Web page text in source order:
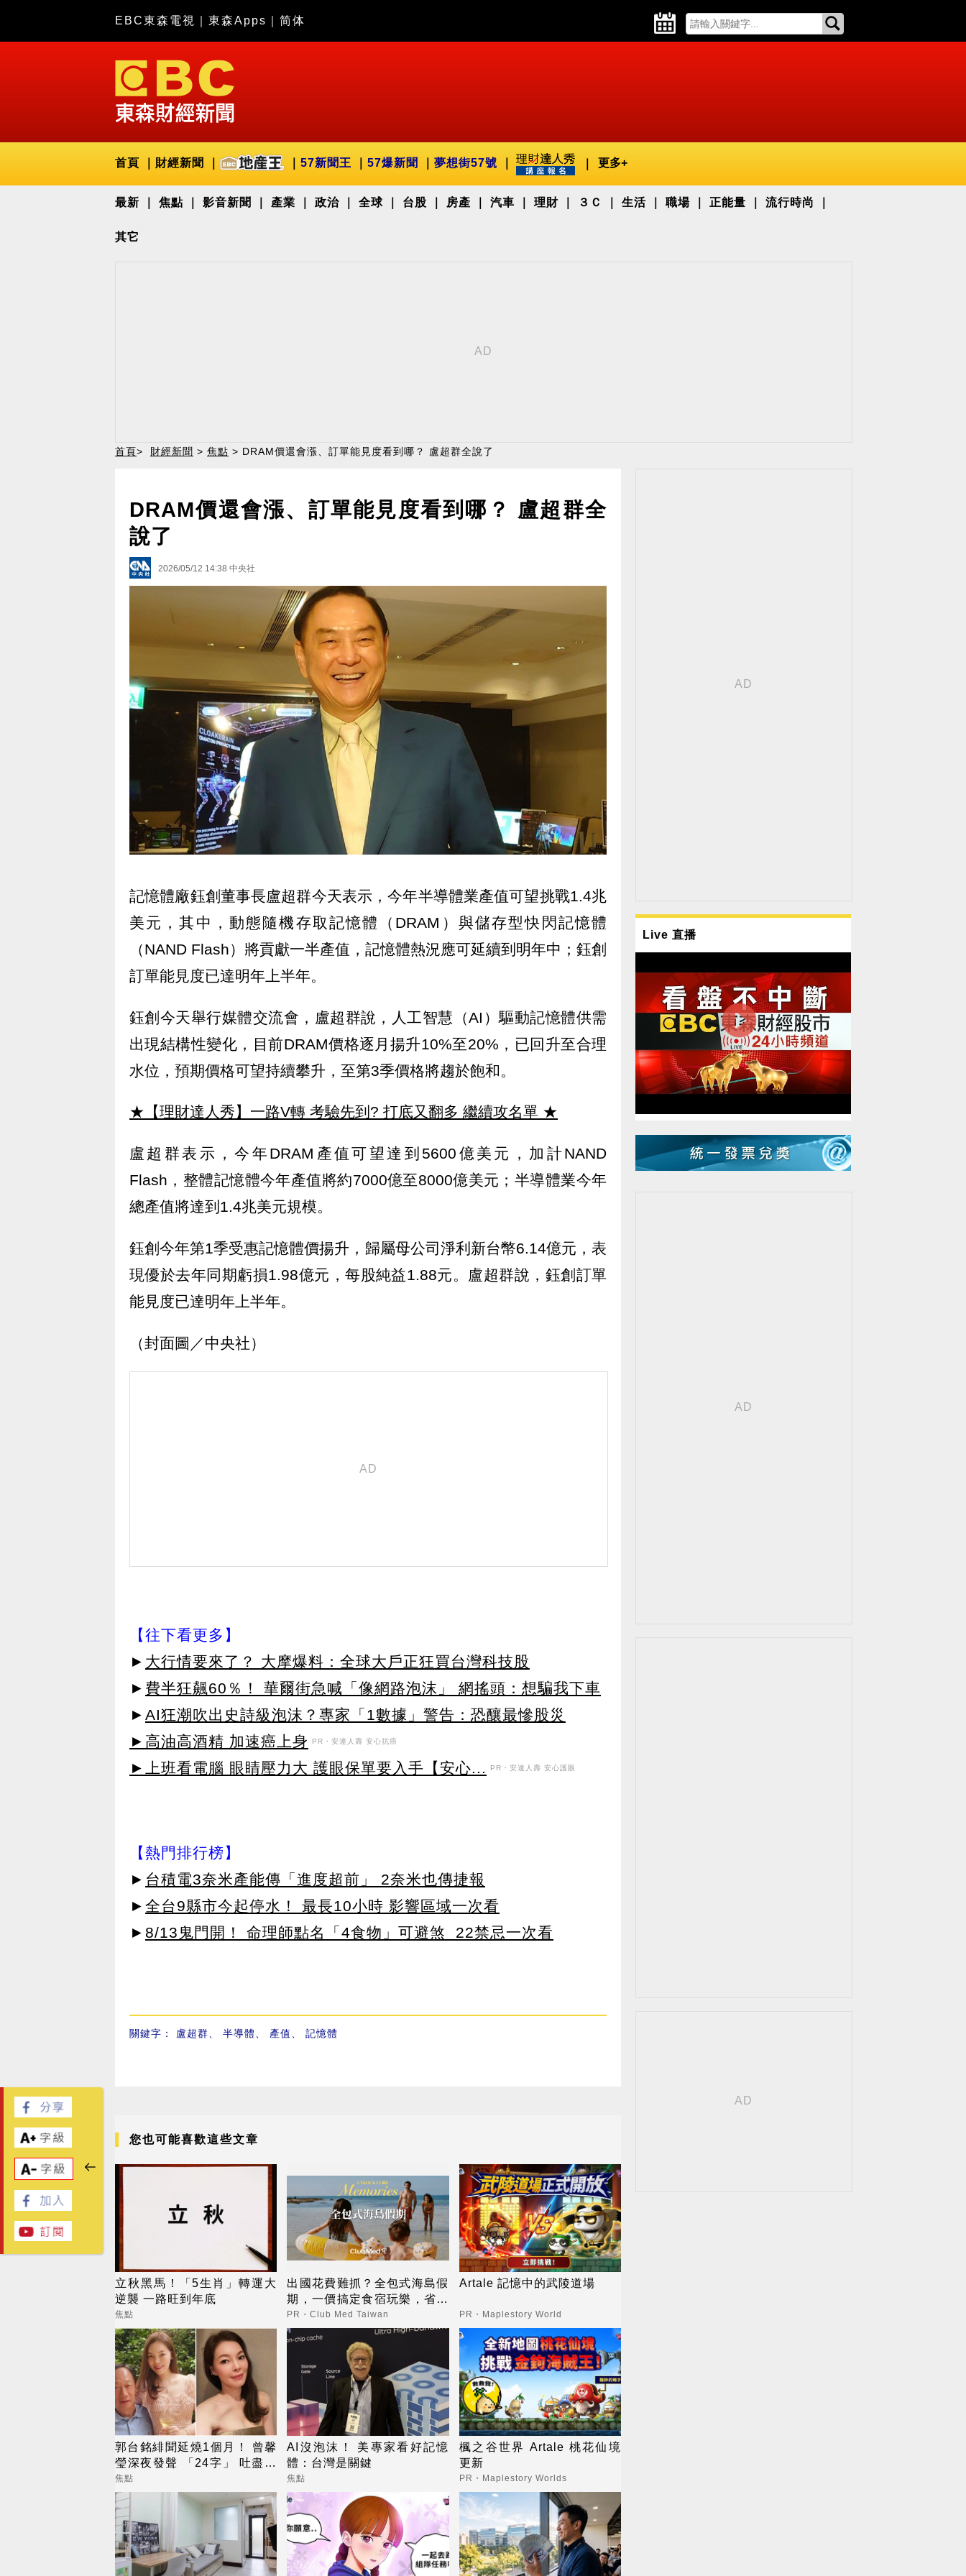
EBC東森電視 東森Apps 简体
首頁 財經新聞 57新聞王 57爆新聞 夢想街57號 更多+
最新 焦點 影音新聞 產業 政治 全球 台股 房產 汽車 理財 ３Ｃ 生活 職場 正能量 流行時尚
其它
首頁> 財經新聞 > 焦點 > DRAM價還會漲、訂單能見度看到哪？ 盧超群全說了
DRAM價還會漲、訂單能見度看到哪？ 盧超群全
說了
2026/05/12 14:38 中央社
記憶體廠鈺創董事長盧超群今天表示，今年半導體業產值可望挑戰1.4兆
美元，其中，動態隨機存取記憶體（DRAM）與儲存型快閃記憶體
（NAND Flash）將貢獻一半產值，記憶體熱況應可延續到明年中；鈺創
訂單能見度已達明年上半年。
鈺創今天舉行媒體交流會，盧超群說，人工智慧（AI）驅動記憶體供需
出現結構性變化，目前DRAM價格逐月揚升10%至20%，已回升至合理
水位，預期價格可望持續攀升，至第3季價格將趨於飽和。
★【理財達人秀】一路V轉 考驗先到? 打底又翻多 繼續攻名單 ★
盧超群表示，今年DRAM產值可望達到5600億美元，加計NAND
Flash，整體記憶體今年產值將約7000億至8000億美元；半導體業今年
總產值將達到1.4兆美元規模。
鈺創今年第1季受惠記憶體價揚升，歸屬母公司淨利新台幣6.14億元，表
現優於去年同期虧損1.98億元，每股純益1.88元。盧超群說，鈺創訂單
能見度已達明年上半年。
（封面圖／中央社）
【往下看更多】
► 大行情要來了？ 大摩爆料：全球大戶正狂買台灣科技股
► 費半狂飆60％！ 華爾街急喊「像網路泡沫」 網搖頭：想騙我下車
► AI狂潮吹出史詩級泡沫？專家「1數據」警告：恐釀最慘股災
►高油高酒精 加速癌上身
PR・安達人壽 安心抗癌
►上班看電腦 眼睛壓力大 護眼保單要入手【安心... PR・安達人壽 安心護眼
【熱門排行榜】
► 台積電3奈米產能傳「進度超前」 2奈米也傳捷報
► 全台9縣市今起停水！ 最長10小時 影響區域一次看
► 8/13鬼門開！ 命理師點名「4食物」可避煞 22禁忌一次看
關鍵字： 盧超群 半導體 產值 記憶體
您也可能喜歡這些文章
立秋黑馬！「5生肖」轉運大
逆襲 一路旺到年底
焦點
出國花費難抓？全包式海島假
期，一價搞定食宿玩樂，省錢
更省心！
PR・Club Med Taiwan
Artale 記憶中的武陵道場
PR・Maplestory World
郭台銘緋聞延燒1個月！ 曾馨
瑩深夜發聲 「24字」 吐盡最
心繫的事
焦點
AI沒泡沫！ 美專家看好記憶
體：台灣是關鍵
焦點
楓之谷世界 Artale 桃花仙境
更新
PR・Maplestory Worlds
Live 直播